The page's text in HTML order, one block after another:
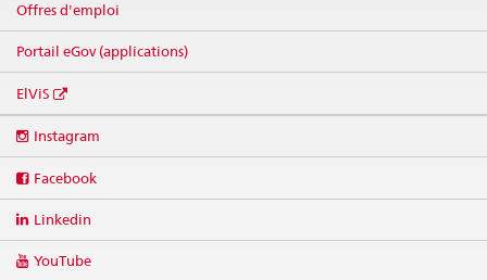
Offres d'emploi
Portail eGov (applications)
ElViS
media
Instagram
Facebook
Linkedin
YouTube